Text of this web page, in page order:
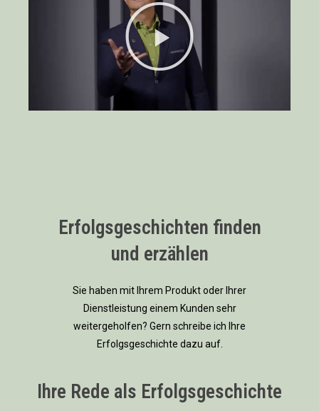
Erfolgsgeschichten finden
und erzählen
Sie haben mit Ihrem Produkt oder Ihrer
Dienstleistung einem Kunden sehr
weitergeholfen? Gern schreibe ich Ihre
Erfolgsgeschichte dazu auf.
Ihre Rede als Erfolgsgeschichte